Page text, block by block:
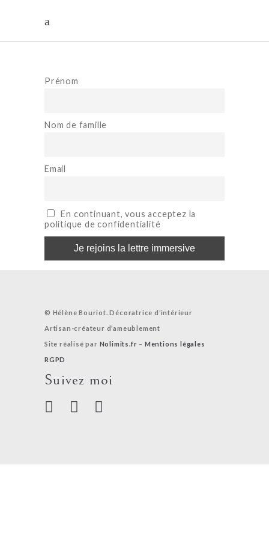
Prénom
Nom de famille
Email
En continuant, vous acceptez la
politique de confidentialité
© Hélène Bouriot. Décoratrice d’intérieur
Artisan-créateur d’ameublement
Site réalisé par Nolimits.fr – Mentions légales
RGPD
Suivez moi